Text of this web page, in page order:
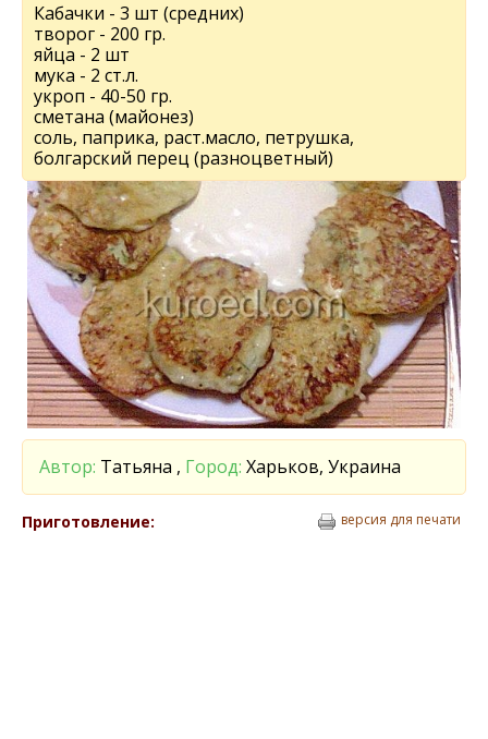
Кабачки - 3 шт (средних)
творог - 200 гр.
яйца - 2 шт
мука - 2 ст.л.
укроп - 40-50 гр.
сметана (майонез)
соль, паприка, раст.масло, петрушка,
болгарский перец (разноцветный)
Автор: Татьяна , Город: Харьков, Украина
Приготовление: версия для печати